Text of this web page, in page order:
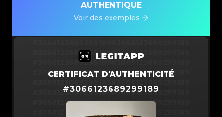
AUTHENTIQUE
Voir des exemples
#3066123689299189#3066123689299189
#3066123689299189#3066123689299189
#3066123689299189#3066123689299189
#3066123689299189#3066123689299189
#3066123689299189#3066123689299189
CERTIFICAT D'AUTHENTICITÉ
#3066123689299189